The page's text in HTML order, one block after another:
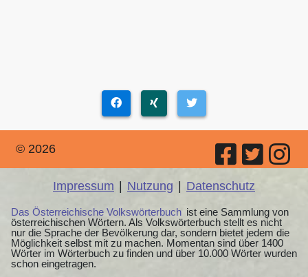
© 2026
Impressum | Nutzung | Datenschutz
Das Österreichische Volkswörterbuch ist eine Sammlung von
österreichischen Wörtern. Als Volkswörterbuch stellt es nicht
nur die Sprache der Bevölkerung dar, sondern bietet jedem die
Möglichkeit selbst mit zu machen. Momentan sind über 1400
Wörter im Wörterbuch zu finden und über 10.000 Wörter wurden
schon eingetragen.